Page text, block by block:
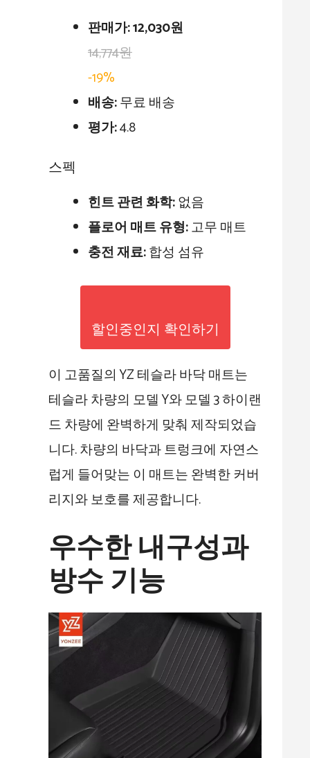
판매가:12,030원
14,774원
-19%
배송:무료 배송
평가:4.8
스펙
힌트 관련 화학:없음
플로어 매트 유형:고무 매트
충전 재료:합성 섬유
할인중인지 확인하기
이 고품질의 YZ 테슬라 바닥 매트는
테슬라 차량의 모델 Y와 모델 3 하이랜
드 차량에 완벽하게 맞춰 제작되었습
니다. 차량의 바닥과 트렁크에 자연스
럽게 들어맞는 이 매트는 완벽한 커버
리지와 보호를 제공합니다.
우수한 내구성과
방수 기능